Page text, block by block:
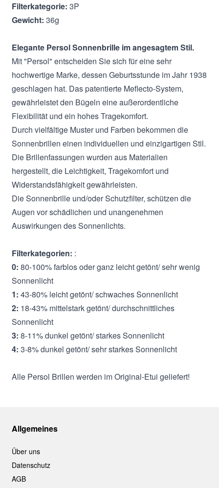
Filterkategorie: 3P
Gewicht: 36g
Elegante PersolSonnenbrille im angesagtem Stil.
Mit "Persol" entscheiden Sie sich für eine sehr
hochwertige Marke, dessen Geburtsstunde im Jahr 1938
geschlagen hat. Das patentierte Meflecto-System,
gewährleistet den Bügeln eine außerordentliche
Flexibilität und ein hohes Tragekomfort.
Durch vielfältige Muster und Farben bekommen die
Sonnenbrillen einen individuellen und einzigartigen Stil.
Die Brillenfassungen wurden aus Materialien
hergestellt, die Leichtigkeit, Tragekomfort und
Widerstandsfähigkeit gewährleisten.
Die Sonnenbrille und/oder Schutzfilter, schützen die
Augen vor schädlichen und unangenehmen
Auswirkungen des Sonnenlichts.
Filterkategorien: :
0: 80-100% farblos oder ganz leicht getönt/ sehr wenig
Sonnenlicht
1: 43-80% leicht getönt/ schwaches Sonnenlicht
2: 18-43% mittelstark getönt/ durchschnittliches
Sonnenlicht
3: 8-11% dunkel getönt/ starkes Sonnenlicht
4: 3-8% dunkel getönt/ sehr starkes Sonnenlicht
Alle Persol Brillen werden im Original-Etui geliefert!
Allgemeines
Über uns
Datenschutz
AGB